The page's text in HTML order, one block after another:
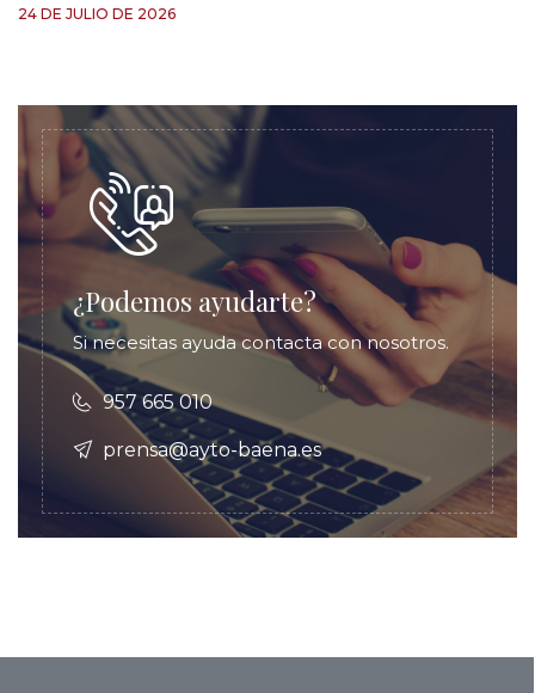
24 DE JULIO DE 2026
¿Podemos ayudarte?
Si necesitas ayuda contacta con nosotros.
957 665 010
prensa@ayto-baena.es